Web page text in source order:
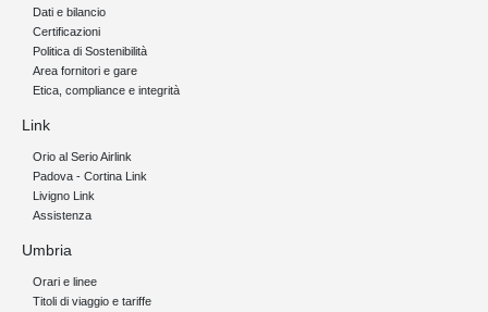
Dati e bilancio
Certificazioni
Politica di Sostenibilità
Area fornitori e gare
Etica, compliance e integrità
Link
Orio al Serio Airlink
Padova - Cortina Link
Livigno Link
Assistenza
Umbria
Orari e linee
Titoli di viaggio e tariffe